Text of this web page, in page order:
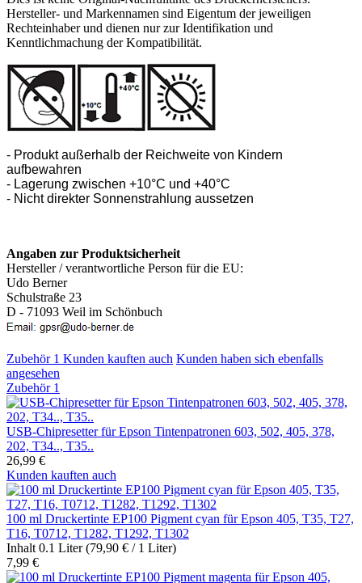
Hersteller- und Markennamen sind Eigentum der jeweiligen
Rechteinhaber und dienen nur zur Identifikation und
Kenntlichmachung der Kompatibilität.
- Produkt außerhalb der Reichweite von Kindern
aufbewahren
- Lagerung zwischen +10°C und +40°C
- Nicht direkter Sonnenstrahlung aussetzen
Angaben zur Produktsicherheit
Hersteller / verantwortliche Person für die EU:
Udo Berner
Schulstraße 23
D - 71093 Weil im Schönbuch
Zubehör 1 Kunden kauften auch Kunden haben sich ebenfalls
angesehen
Zubehör 1
USB-Chipresetter für Epson Tintenpatronen 603, 502, 405, 378,
202, T34.., T35..
26,99 €
Kunden kauften auch
100 ml Druckertinte EP100 Pigment cyan für Epson 405, T35, T27,
T16, T0712, T1282, T1292, T1302
Inhalt 0.1 Liter(79,90 € / 1 Liter)
7,99 €